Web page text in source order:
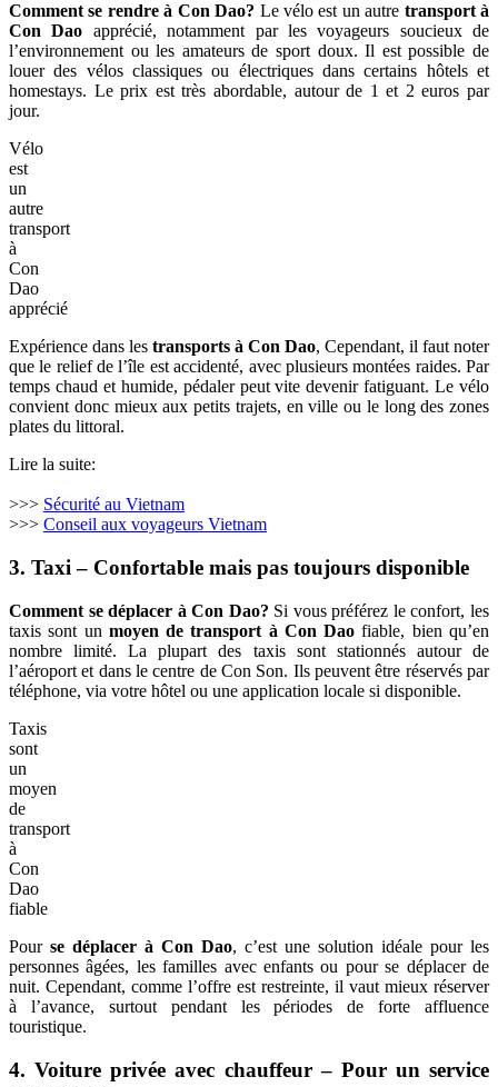
Comment se rendre à Con Dao? Le vélo est un autre transport à
Con Dao apprécié, notamment par les voyageurs soucieux de
l’environnement ou les amateurs de sport doux. Il est possible de
louer des vélos classiques ou électriques dans certains hôtels et
homestays. Le prix est très abordable, autour de 1 et 2 euros par
jour.
Vélo
est
un
autre
transport
à
Con
Dao
apprécié
Expérience dans les transports à Con Dao, Cependant, il faut noter
que le relief de l’île est accidenté, avec plusieurs montées raides. Par
temps chaud et humide, pédaler peut vite devenir fatiguant. Le vélo
convient donc mieux aux petits trajets, en ville ou le long des zones
plates du littoral.
Lire la suite:
>>> Sécurité au Vietnam
>>> Conseil aux voyageurs Vietnam
3. Taxi – Confortable mais pas toujours disponible
Comment se déplacer à Con Dao? Si vous préférez le confort, les
taxis sont un moyen de transport à Con Dao fiable, bien qu’en
nombre limité. La plupart des taxis sont stationnés autour de
l’aéroport et dans le centre de Con Son. Ils peuvent être réservés par
téléphone, via votre hôtel ou une application locale si disponible.
Taxis
sont
un
moyen
de
transport
à
Con
Dao
fiable
Pour se déplacer à Con Dao, c’est une solution idéale pour les
personnes âgées, les familles avec enfants ou pour se déplacer de
nuit. Cependant, comme l’offre est restreinte, il vaut mieux réserver
à l’avance, surtout pendant les périodes de forte affluence
touristique.
4. Voiture privée avec chauffeur – Pour un service